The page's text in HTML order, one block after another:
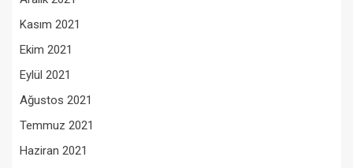
Kasım 2021
Ekim 2021
Eylül 2021
Ağustos 2021
Temmuz 2021
Haziran 2021